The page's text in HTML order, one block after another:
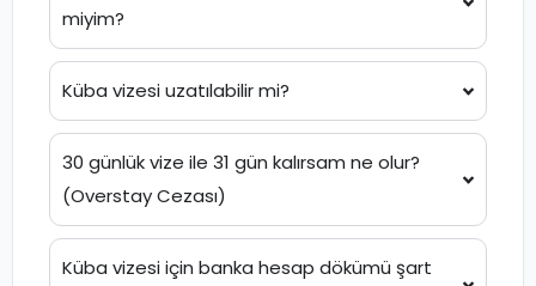
miyim?
Küba vizesi uzatılabilir mi?
30 günlük vize ile 31 gün kalırsam ne olur?
(Overstay Cezası)
Küba vizesi için banka hesap dökümü şart